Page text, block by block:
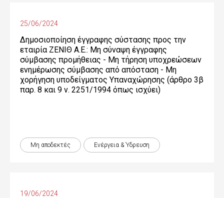
25/06/2024
Δημοσιοποίηση έγγραφης σύστασης προς την
εταιρία ΖΕΝΙΘ Α.Ε.: Μη σύναψη έγγραφης
σύμβασης προμήθειας - Μη τήρηση υποχρεώσεων
ενημέρωσης σύμβασης από απόσταση - Μη
χορήγηση υποδείγματος Υπαναχώρησης (άρθρο 3β
παρ. 8 και 9 ν. 2251/1994 όπως ισχύει)
Μη αποδεκτές Ενέργεια & Ύδρευση
19/06/2024